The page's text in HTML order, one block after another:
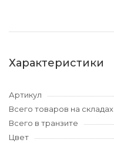
Характеристики
Артикул
Всего товаров на складах
Всего в транзите
Цвет